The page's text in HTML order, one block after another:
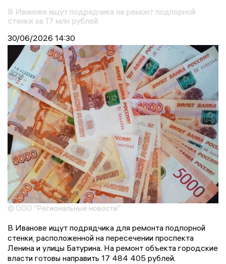
В Иванове ищут подрядчика на ремонт подпорной
стенки за 17 млн рублей
30/06/2026 14:30
© ООО "Региональные новости"
В Иванове ищут подрядчика для ремонта подпорной
стенки, расположенной на пересечении проспекта
Ленина и улицы Батурина. На ремонт объекта городские
власти готовы направить 17 484 405 рублей.